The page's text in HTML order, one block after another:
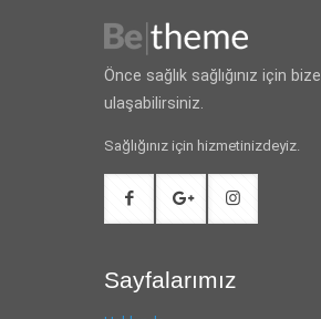
Önce sağlık sağlığınız için bize
ulaşabilirsiniz.
Sağlığınız için hizmetinizdeyiz.
Sayfalarımız